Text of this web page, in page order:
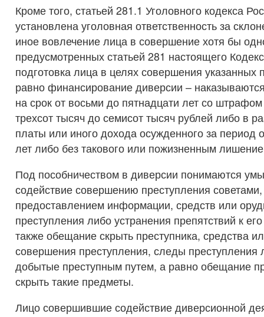
Кроме того, статьей 281.1 Уголовного кодекса
установлена уголовная ответственность за
иное вовлечение лица в совершение хотя бы
предусмотренных статьей 281 настоящего
подготовка лица в целях совершения указанных
равно финансирование диверсии –
на срок от восьми до пятнадцати лет со
трехсот тысяч до семисот тысяч рублей либо в
платы или иного дохода осужденного за период
лет либо без такового или пожизненным
Под пособничеством в диверсии понимаются
содействие совершению преступления
предоставлением информации, средств или
преступления либо устранения препятствий к
также обещание скрыть преступника, средства
совершения преступления, следы преступления
добытые преступным путем, а равно обещание
скрыть такие предметы.
Лицо совершившие содействие диверсионной